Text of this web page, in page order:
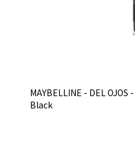
MAYBELLINE - DEL
Black